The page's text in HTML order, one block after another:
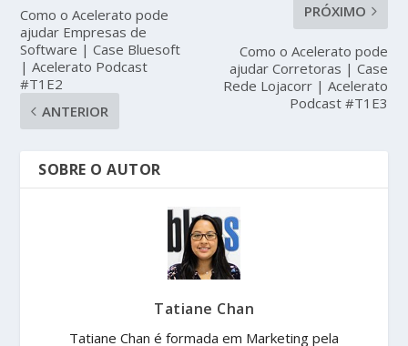
Como o Acelerato pode
ajudar Empresas de
Software | Case Bluesoft
| Acelerato Podcast
#T1E2
ANTERIOR
PRÓXIMO
Como o Acelerato pode
ajudar Corretoras | Case
Rede Lojacorr | Acelerato
Podcast #T1E3
SOBRE O AUTOR
Tatiane Chan
Tatiane Chan é formada em Marketing pela